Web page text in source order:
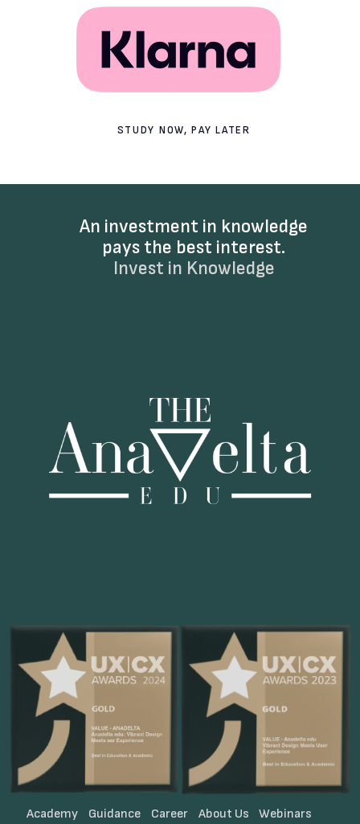
STUDY NOW, PAY LATER
An investment in knowledge
pays the best interest.
Invest in Knowledge
Academy Guidance Career About Us Webinars